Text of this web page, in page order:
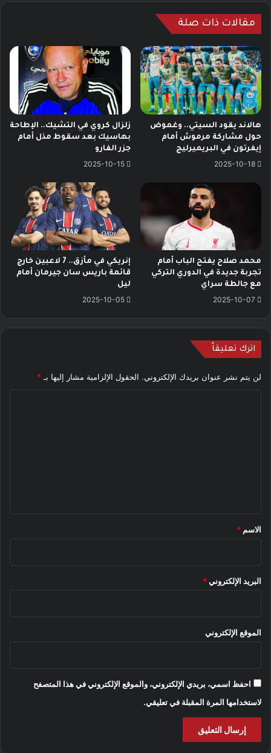
مقالات ذات صلة
هالاند يقود السيتي.. وغموض
حول مشاركة مرموش أمام
إيفرتون في البريميرليج
2025-10-18
زلزال كروي في التشيك.. الإطاحة
بهاسيك بعد سقوط مذل أمام
جزر الفارو
2025-10-15
محمد صلاح يفتح الباب أمام
تجربة جديدة في الدوري التركي
مع جالطة سراي
2025-10-07
إنريكي في مأزق.. 7 لاعبين خارج
قائمة باريس سان جيرمان أمام
ليل
2025-10-05
اترك تعليقاً
لن يتم نشر عنوان بريدك الإلكتروني. الحقول الإلزامية مشار إليها بـ *
*
الاسم *
البريد الإلكتروني *
الموقع الإلكتروني
احفظ اسمي، بريدي الإلكتروني، والموقع الإلكتروني في هذا المتصفح
لاستخدامها المرة المقبلة في تعليقي.